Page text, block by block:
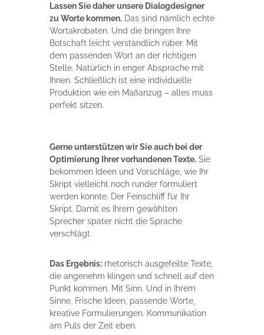
Lassen Sie daher unsere Dialogdesigner
zu Worte kommen. Das sind nämlich echte
Wortakrobaten. Und die bringen Ihre
Botschaft leicht verständlich rüber. Mit
dem passenden Wort an der richtigen
Stelle. Natürlich in enger Absprache mit
Ihnen. Schließlich ist eine individuelle
Produktion wie ein Maßanzug – alles muss
perfekt sitzen.
Gerne unterstützen wir Sie auch bei der
Optimierung Ihrer vorhandenen Texte. Sie
bekommen Ideen und Vorschläge, wie Ihr
Skript vielleicht noch runder formuliert
werden könnte. Der Feinschliff für Ihr
Skript. Damit es Ihrem gewählten
Sprecher später nicht die Sprache
verschlägt.
Das Ergebnis: rhetorisch ausgefeilte Texte,
die angenehm klingen und schnell auf den
Punkt kommen. Mit Sinn. Und in Ihrem
Sinne. Frische Ideen, passende Worte,
kreative Formulierungen. Kommunikation
am Puls der Zeit eben.